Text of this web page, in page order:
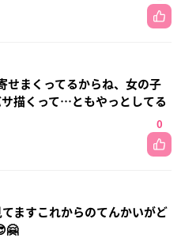
せまくってるからね、女の子
描くって…ともやっとしてる
0
ますこれからのてんかいがど